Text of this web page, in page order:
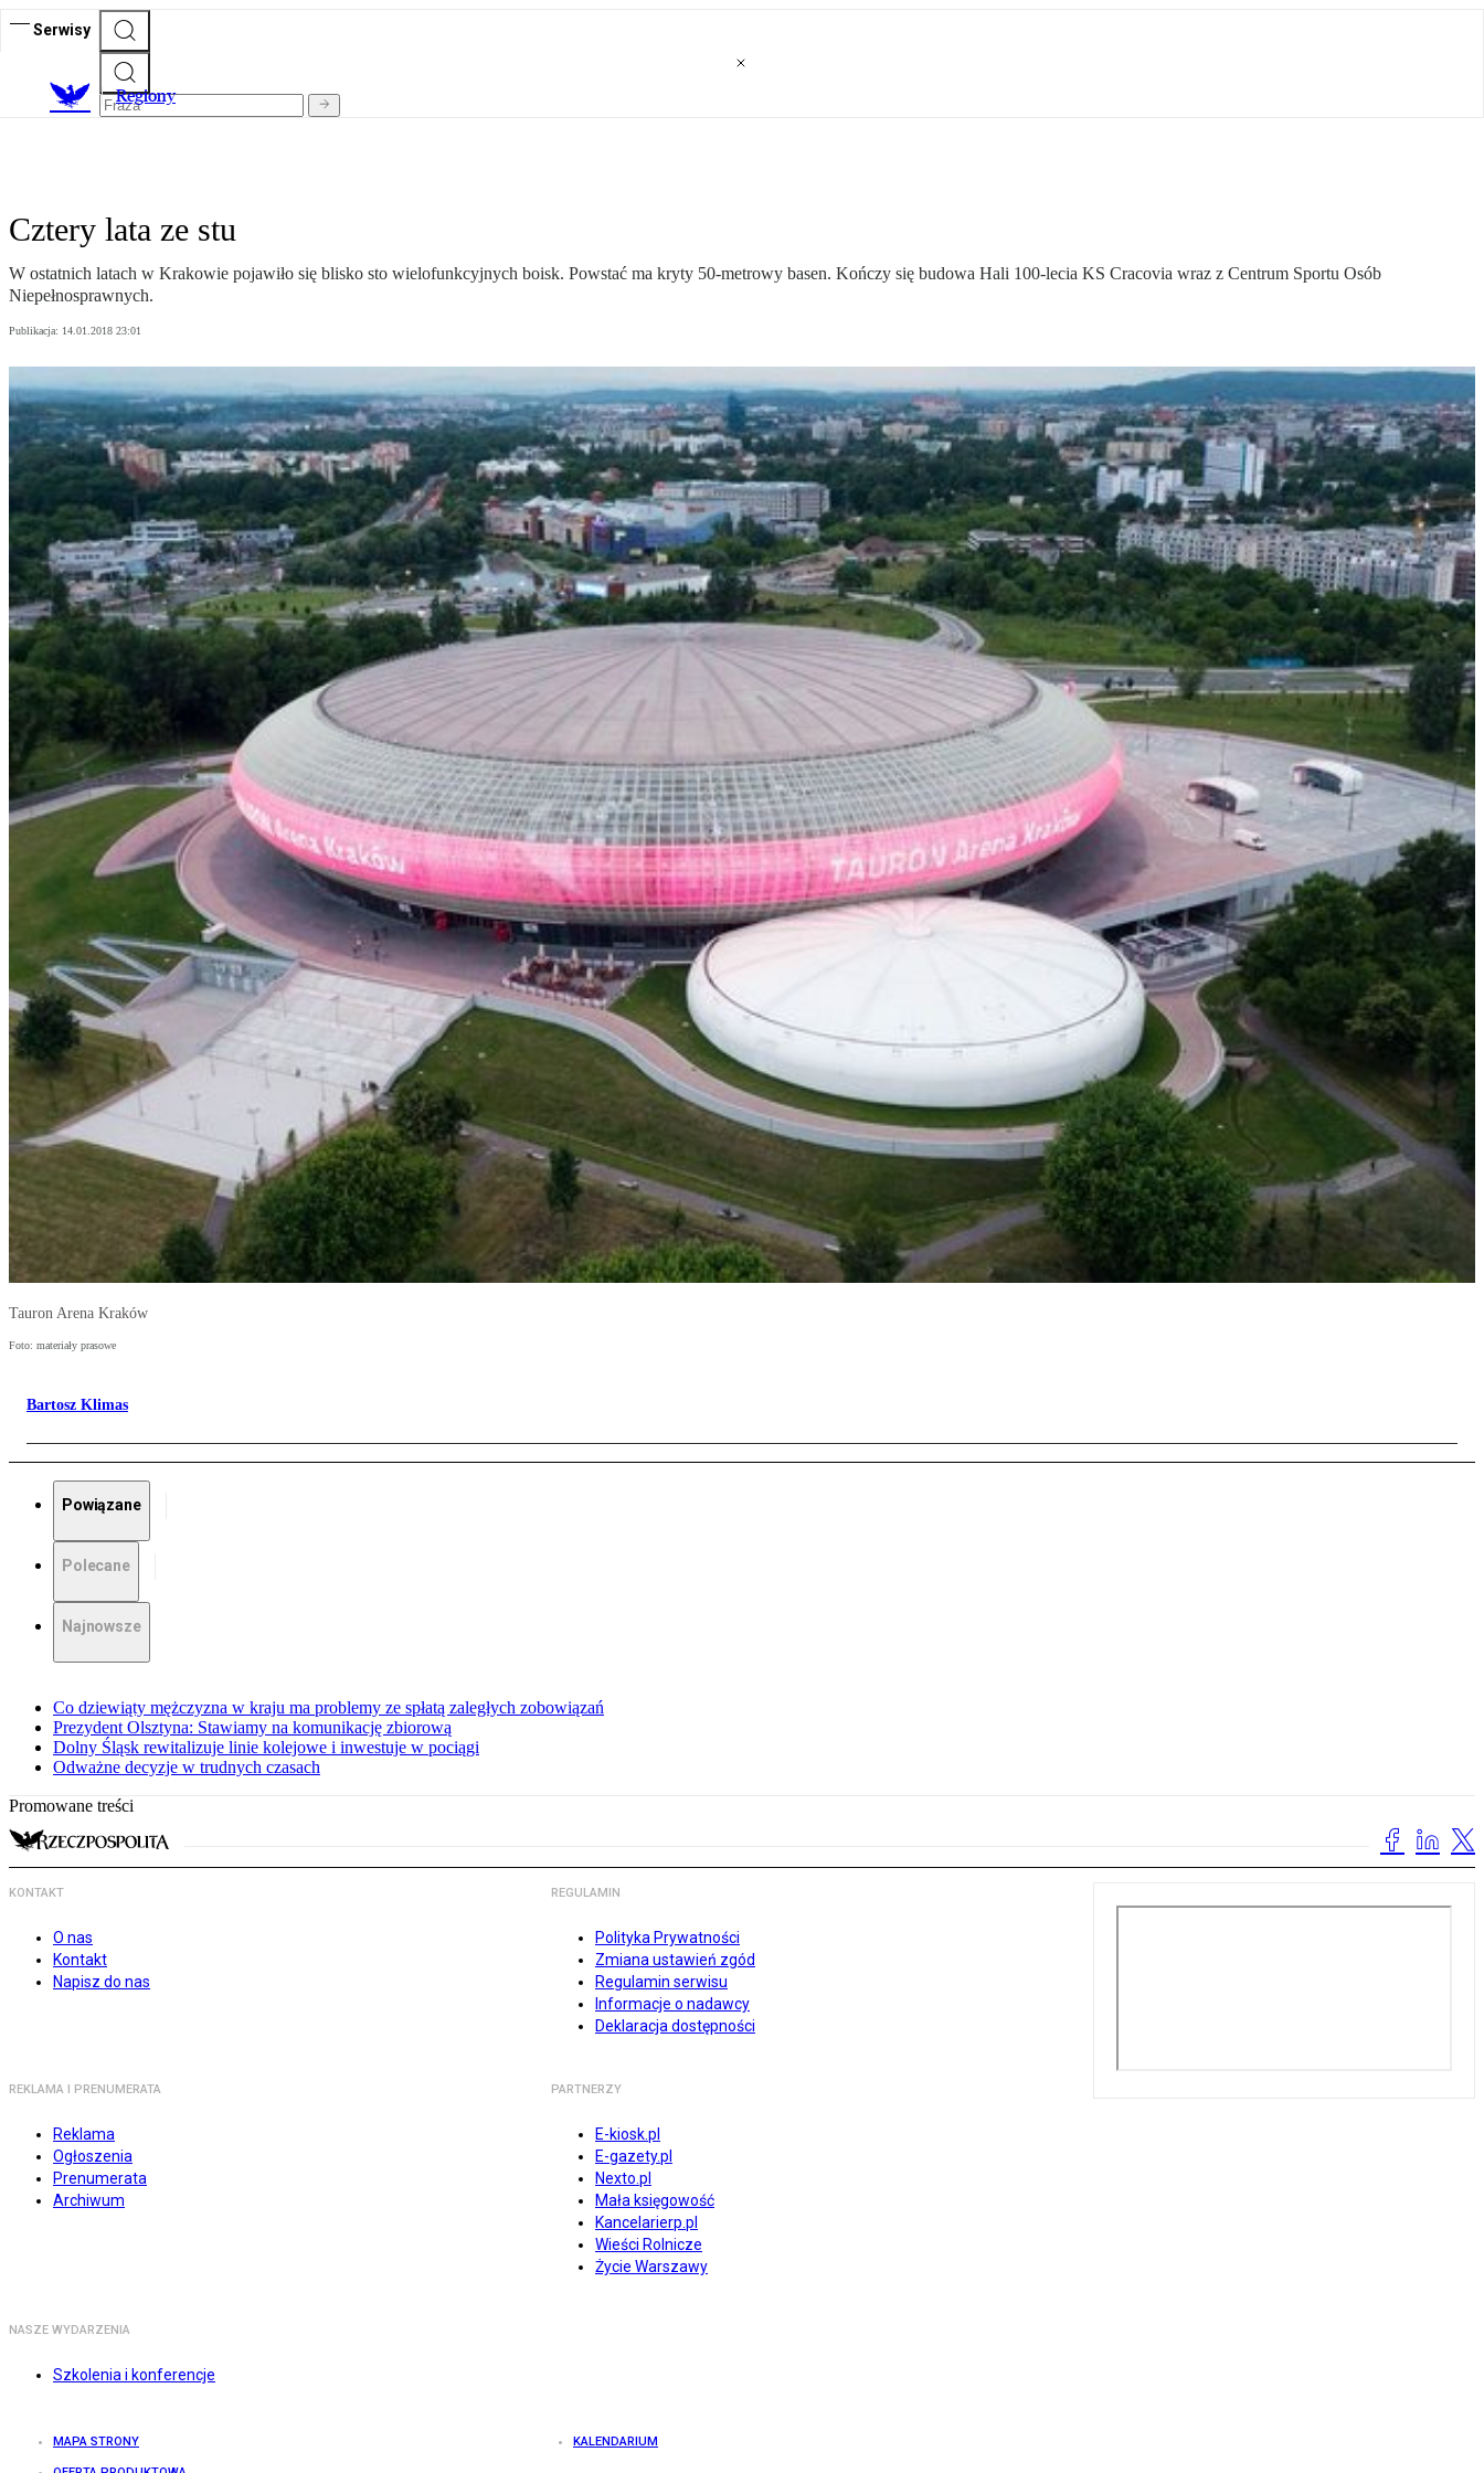
Serwisy
Regiony
Cztery lata ze stu
W ostatnich latach w Krakowie pojawiło się blisko sto wielofunkcyjnych boisk. Powstać ma kryty 50-metrowy basen. Kończy się budowa Hali 100-lecia KS Cracovia wraz z Centrum Sportu Osób
Niepełnosprawnych.
Publikacja: 14.01.2018 23:01
Tauron Arena Kraków
Foto: materiały prasowe
Bartosz Klimas
Powiązane
Polecane
Najnowsze
Co dziewiąty mężczyzna w kraju ma problemy ze spłatą zaległych zobowiązań
Prezydent Olsztyna: Stawiamy na komunikację zbiorową
Dolny Śląsk rewitalizuje linie kolejowe i inwestuje w pociągi
Odważne decyzje w trudnych czasach
Promowane treści
KONTAKT
O nas
Kontakt
Napisz do nas
REGULAMIN
Polityka Prywatności
Zmiana ustawień zgód
Regulamin serwisu
Informacje o nadawcy
Deklaracja dostępności
REKLAMA I PRENUMERATA
Reklama
Ogłoszenia
Prenumerata
Archiwum
PARTNERZY
E-kiosk.pl
E-gazety.pl
Nexto.pl
Mała księgowość
Kancelarierp.pl
Wieści Rolnicze
Życie Warszawy
NASZE WYDARZENIA
Szkolenia i konferencje
MAPA STRONY KALENDARIUM